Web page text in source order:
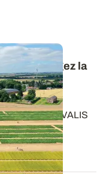
: téléchargez la
réussir la
par ARVALIS